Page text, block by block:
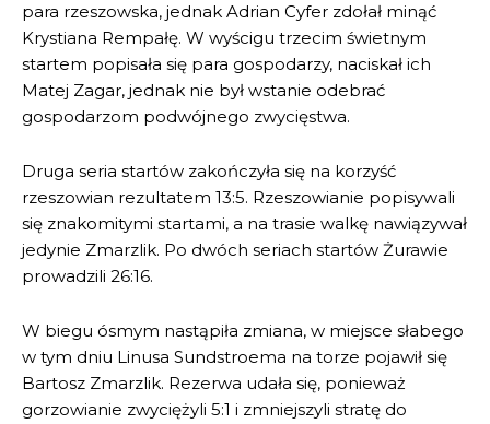
para rzeszowska, jednak Adrian Cyfer zdołał minąć
Krystiana Rempałę. W wyścigu trzecim świetnym
startem popisała się para gospodarzy, naciskał ich
Matej Zagar, jednak nie był wstanie odebrać
gospodarzom podwójnego zwycięstwa.
Druga seria startów zakończyła się na korzyść
rzeszowian rezultatem 13:5. Rzeszowianie popisywali
się znakomitymi startami, a na trasie walkę nawiązywał
jedynie Zmarzlik. Po dwóch seriach startów Żurawie
prowadzili 26:16.
W biegu ósmym nastąpiła zmiana, w miejsce słabego
w tym dniu Linusa Sundstroema na torze pojawił się
Bartosz Zmarzlik. Rezerwa udała się, ponieważ
gorzowianie zwyciężyli 5:1 i zmniejszyli stratę do